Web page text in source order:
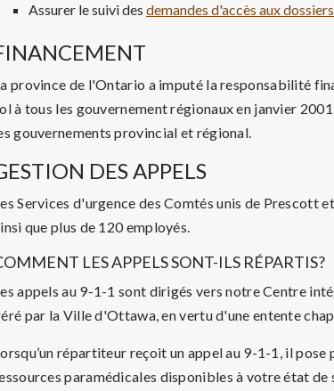
Assurer le suivi des demandes d'accès aux
province de l'Ontario a imputé la responsabilité
à tous les gouvernement régionaux en janvier
gouvernements provincial et régional.
DES APPELS
Services d'urgence des Comtés unis de Prescott
que plus de 120 employés.
LES APPELS SONT-ILS RÉPARTIS?
appels au 9-1-1 sont dirigés vers notre Centre
par la Ville d'Ottawa, en vertu d'une entente
répartiteur reçoit un appel au 9-1-1, il
paramédicales disponibles à votre état